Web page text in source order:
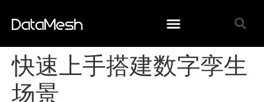
快速上手搭建数字孪生
场景